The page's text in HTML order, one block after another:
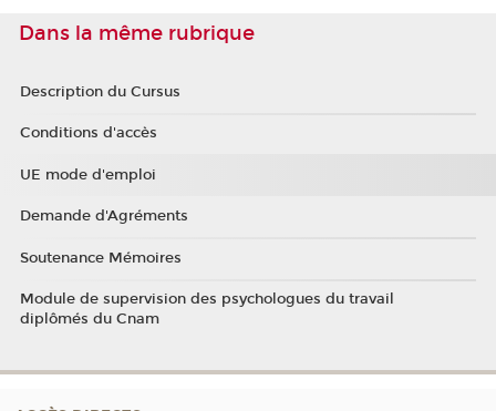
Dans la même rubrique
Description du Cursus
Conditions d'accès
UE mode d'emploi
Demande d'Agréments
Soutenance Mémoires
Module de supervision des psychologues du travail
diplômés du Cnam